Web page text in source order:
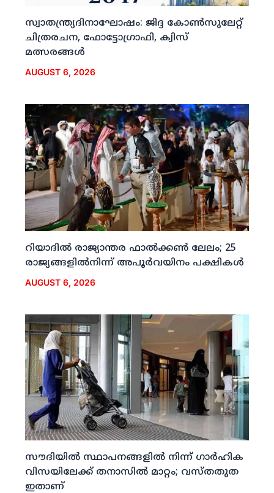
സ്വാതന്ത്ര്യദിനാഘോഷം: ജിദ്ദ കോണ്‍സുലേറ്റ്
ചിത്രരചന, ഫോട്ടോഗ്രാഫി, ക്വിസ്
മത്സരങ്ങള്‍
AUGUST 6, 2026
റിയാദില്‍ രാജ്യാന്തര ഫാല്‍ക്കണ്‍ ലേലം; 25
രാജ്യങ്ങളില്‍നിന്ന് അപൂര്‍വയിനം പക്ഷികള്‍
AUGUST 6, 2026
സൗദിയില്‍ സ്ഥാപനങ്ങളില്‍ നിന്ന് ഗാര്‍ഹിക
വിസയിലേക്ക് തനാസില്‍ മാറ്റം; വസ്തതുത
ഇതാണ്